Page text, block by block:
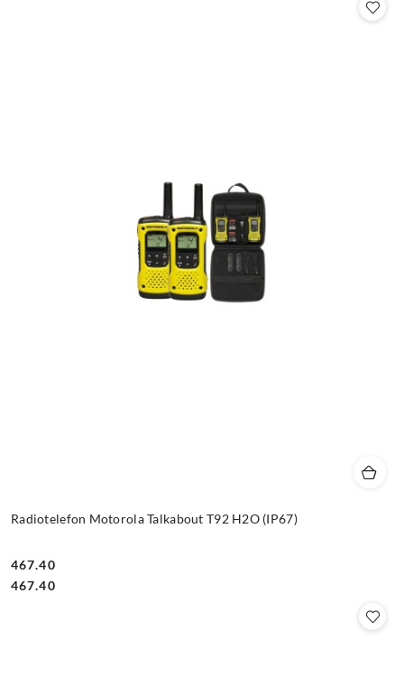
Radiotelefon Motorola Talkabout T92 H2O (IP67)
Cena:
467.40
Cena:
467.40